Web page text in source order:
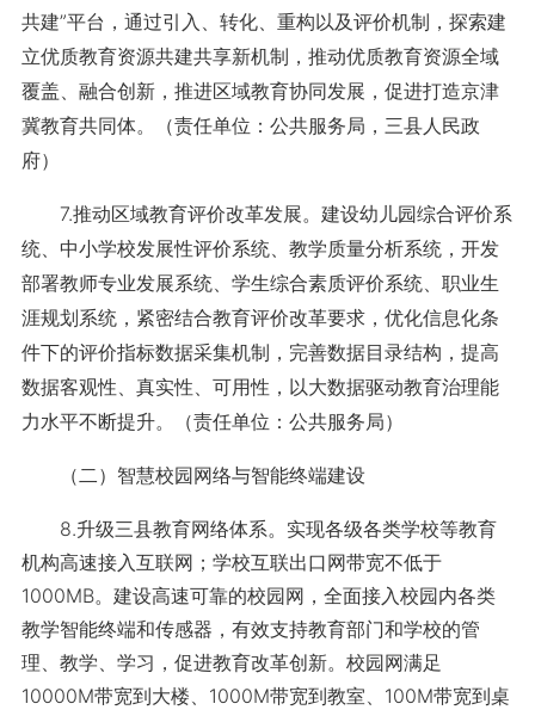
共建”平台，通过引入、转化、重构以及评价机制，探索建
立优质教育资源共建共享新机制，推动优质教育资源全域
覆盖、融合创新，推进区域教育协同发展，促进打造京津
冀教育共同体。（责任单位：公共服务局，三县人民政
府）
7.推动区域教育评价改革发展。建设幼儿园综合评价系
统、中小学校发展性评价系统、教学质量分析系统，开发
部署教师专业发展系统、学生综合素质评价系统、职业生
涯规划系统，紧密结合教育评价改革要求，优化信息化条
件下的评价指标数据采集机制，完善数据目录结构，提高
数据客观性、真实性、可用性，以大数据驱动教育治理能
力水平不断提升。（责任单位：公共服务局）
（二）智慧校园网络与智能终端建设
8.升级三县教育网络体系。实现各级各类学校等教育
机构高速接入互联网；学校互联出口网带宽不低于
1000MB。建设高速可靠的校园网，全面接入校园内各类
教学智能终端和传感器，有效支持教育部门和学校的管
理、教学、学习，促进教育改革创新。校园网满足
10000M带宽到大楼、1000M带宽到教室、100M带宽到桌